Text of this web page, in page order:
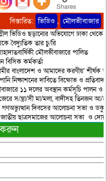
Shares
বিস্তারিত: ভিডিও , মৌলভীবাজার
ভিডিও ছড়ানোর অভিযোগে ঢাকা থেকে
বৈদ্যুতিক তার চু/রি
মৌলভীবাজারে পালিত
বিসিক কর্মকর্তা
বাংলাদেশ ও আমাদের করণীয়’ শীর্ষক
নিষ্কাশনের দাবিতে বিক্ষোভ ও
১১ দলের অবস্থান কর্মসূচি পালন ও
স/ন্ত্রা/সী মা/মলা, বাদীসহ তিনজন আ/
দিবসের আলোচনা সভা ও
ছাত্রসমাজের আলোচনা সভা ও
করুন